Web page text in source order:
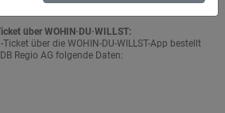
über WOHIN·DU·WILLST:
über die WOHIN-DU-WILLST-App bestellt
Regio AG folgende Daten: